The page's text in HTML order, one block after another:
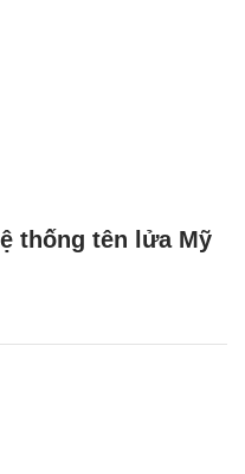
thống tên lửa Mỹ